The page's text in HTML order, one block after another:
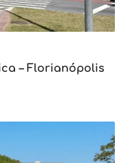
– Florianópolis